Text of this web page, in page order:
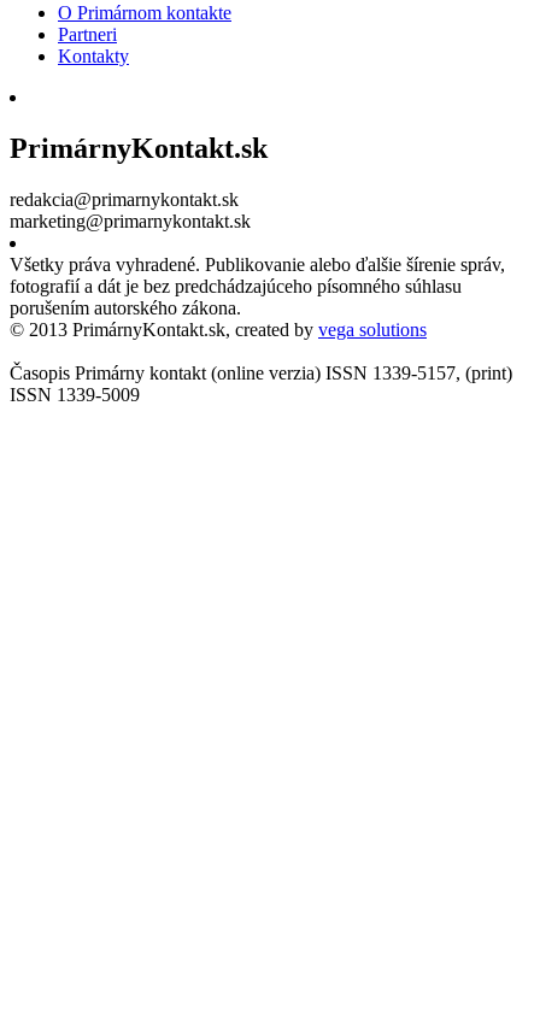
O Primárnom kontakte
Partneri
Kontakty
PrimárnyKontakt.sk
redakcia@primarnykontakt.sk
marketing@primarnykontakt.sk
Všetky práva vyhradené. Publikovanie alebo ďalšie šírenie správ,
fotografií a dát je bez predchádzajúceho písomného súhlasu
porušením autorského zákona.
© 2013 PrimárnyKontakt.sk, created by vega solutions
Časopis Primárny kontakt (online verzia) ISSN 1339-5157, (print)
ISSN 1339-5009